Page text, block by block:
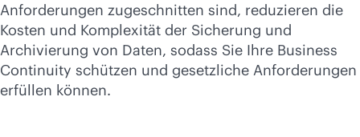
Anforderungen zugeschnitten sind, reduzieren die
Kosten und Komplexität der Sicherung und
Archivierung von Daten, sodass Sie Ihre Business
Continuity schützen und gesetzliche Anforderungen
erfüllen können.